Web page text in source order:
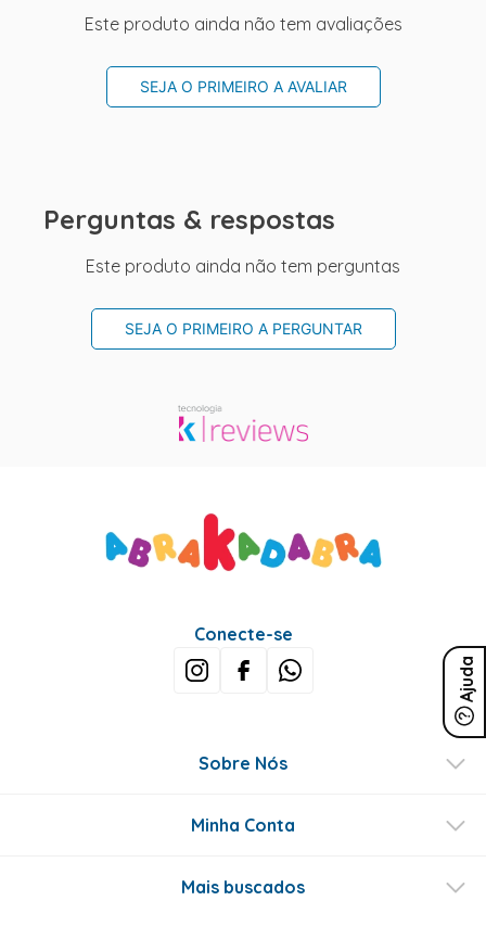
Este produto ainda não tem avaliações
SEJA O PRIMEIRO A AVALIAR
Perguntas & respostas
Este produto ainda não tem perguntas
SEJA O PRIMEIRO A PERGUNTAR
Ajuda
Conecte-se
Sobre Nós
Minha Conta
Mais buscados